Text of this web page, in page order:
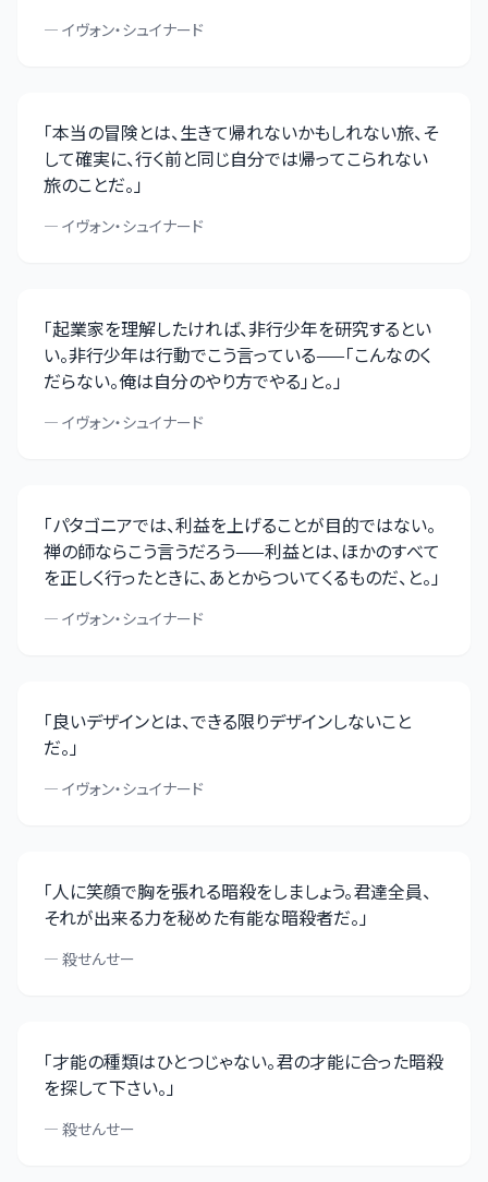
— イヴォン・シュイナード
「本当の冒険とは、生きて帰れないかもしれない旅、そ
して確実に、行く前と同じ自分では帰ってこられない
旅のことだ。」
— イヴォン・シュイナード
「起業家を理解したければ、非行少年を研究するとい
い。非行少年は行動でこう言っている——「こんなのく
だらない。俺は自分のやり方でやる」と。」
— イヴォン・シュイナード
「パタゴニアでは、利益を上げることが目的ではない。
禅の師ならこう言うだろう——利益とは、ほかのすべて
を正しく行ったときに、あとからついてくるものだ、と。」
— イヴォン・シュイナード
「良いデザインとは、できる限りデザインしないこと
だ。」
— イヴォン・シュイナード
「人に笑顔で胸を張れる暗殺をしましょう。君達全員、
それが出来る力を秘めた有能な暗殺者だ。」
— 殺せんせー
「才能の種類はひとつじゃない。君の才能に合った暗殺
を探して下さい。」
— 殺せんせー